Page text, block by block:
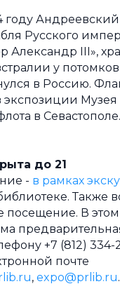
году Андреевский
Русского
Александр III»,
у
в Россию.
экспозиции Музея
в Севастополе.
до 21
- в рамках
Также
посещение. В этом
+7 (812) 334-
почте
, expo@prlib.ru.